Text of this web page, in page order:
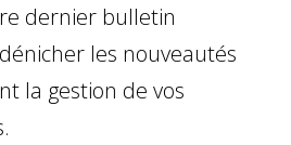
dernier bulletin
les nouveautés
la gestion de vos